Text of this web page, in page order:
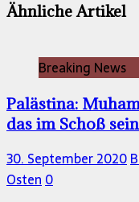
Ähnliche Artikel
Breaking News
Palästina:
das im Schoß
30. September 2020
Osten0